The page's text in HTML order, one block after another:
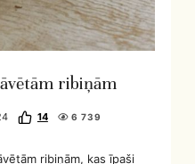
ribiņām
14 6 739
ribiņām, kas īpaši